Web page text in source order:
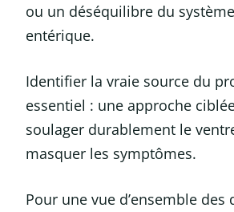
ou un déséquilibre du
entérique.
Identifier la vraie source du
essentiel : une approche
soulager durablement le
masquer les symptômes.
Pour une vue d’ensemble des